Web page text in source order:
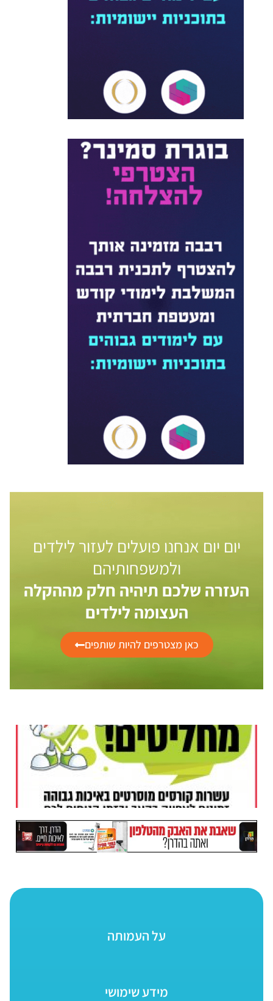
יום יום אנחנו פועלים לעזור לילדים
ולמשפחותיהם
העזרה שלכם תיהיה חלק מההקלה
העצומה לילדים
כאן מצטרפים להיות שותפים
על העמותה
מידע שימושי